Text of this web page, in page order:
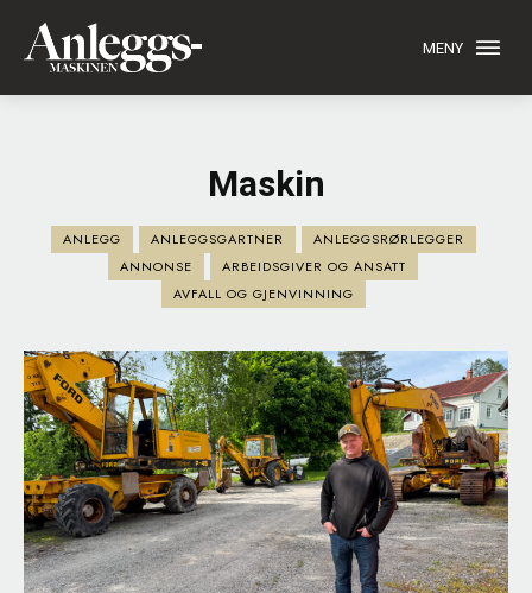
MENY
Maskin
ANLEGG ANLEGGSGARTNER
ANLEGGSRØRLEGGER
ANNONSE
ARBEIDSGIVER OG ANSATT
AVFALL OG GJENVINNING